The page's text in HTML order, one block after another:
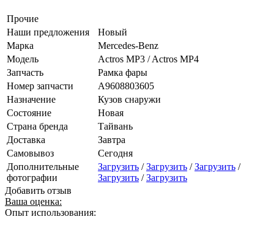
Прочие
Наши предложения
Новый
Марка
Mercedes-Benz
Модель
Actros MP3 / Actros MP4
Запчасть
Рамка фары
Номер запчасти
A9608803605
Назначение
Кузов снаружи
Состояние
Новая
Страна бренда
Тайвань
Доставка
Завтра
Самовывоз
Сегодня
Дополнительные
фотографии
Загрузить /Загрузить /Загрузить /
Загрузить /Загрузить
Добавить отзыв
Ваша оценка:
Опыт использования: